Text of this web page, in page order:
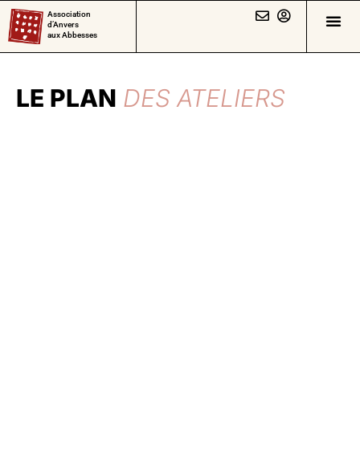
Association
d’Anvers
aux Abbesses
LE PLAN DES ATELIERS